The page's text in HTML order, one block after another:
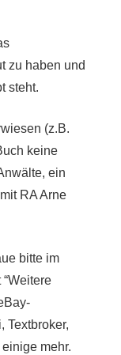
zu haben und
steht.
(z.B.
keine
ein
RA Arne
bitte im
Textbroker,
mehr.